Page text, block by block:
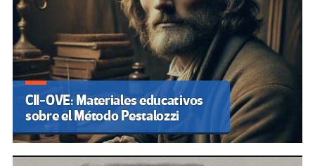
CII-OVE: Materiales educativos
sobre el Método Pestalozzi